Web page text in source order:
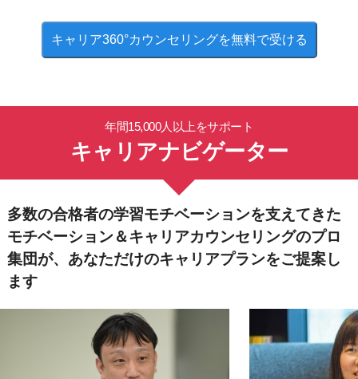
キャリア360°カウンセリングを無料で受ける
年間15,000人以上をサポート
キャリアナビゲーター
多数の合格者の学習モチベーションを支えてきた
モチベーション＆キャリアカウンセリングのプロ
集団が、 あなただけのキャリアプランをご提案し
ます